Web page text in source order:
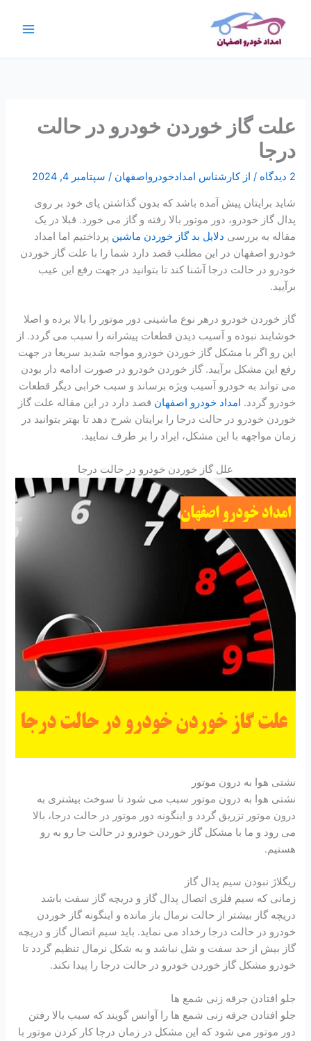
علت گاز خوردن خودرو در حالت
درجا
2 دیدگاه / از کارشناس امدادخودرواصفهان/ سپتامبر 4, 2024
شاید برایتان پیش آمده باشد که بدون گذاشتن پای خود بر روی
پدال گاز خودرو، دور موتور بالا رفته و گاز می خورد. قبلا در یک
مقاله به بررسی دلایل بد گاز خوردن ماشین پرداختیم اما امداد
خودرو اصفهان در این مطلب قصد دارد شما را با علت گاز خوردن
خودرو در حالت درجا آشنا کند تا بتوانید در جهت رفع این عیب
برآیید.
گاز خوردن خودرو درهر نوع ماشینی دور موتور را بالا برده و اصلا
خوشایند نبوده و آسیب دیدن قطعات پیشرانه را سبب می گردد. از
این رو اگر با مشکل گاز خوردن خودرو مواجه شدید سریعا در جهت
رفع این مشکل برآیید. گاز خوردن خودرو در صورت ادامه دار بودن
می تواند به خودرو آسیب ویژه برساند و سبب خرابی دیگر قطعات
خودرو گردد. امداد خودرو اصفهان قصد دارد در این مقاله علت گاز
خوردن خودرو در حالت درجا را برایتان شرح دهد تا بهتر بتوانید در
زمان مواجهه با این مشکل، ایراد را بر طرف نمایید.
علل گاز خوردن خودرو در حالت درجا
نشتی هوا به درون موتور
نشتی هوا به درون موتور سبب می شود تا سوخت بیشتری به
درون موتور تزریق گردد و اینگونه دور موتور در حالت درجا، بالا
می رود و ما با مشکل گاز خوردن خودرو در حالت جا رو به رو
هستیم.
ریگلاژ نبودن سیم پدال گاز
زمانی که سیم فلزی اتصال پدال گاز و دریچه گاز سفت باشد
دریچه گاز بیشتر از حالت نرمال باز مانده و اینگونه گاز خوردن
خودرو در حالت درجا رخداد می نماید. باید سیم اتصال گاز و دریچه
گاز بیش از حد سفت و شل نباشد و به شکل نرمال تنظیم گردد تا
خودرو مشکل گاز خوردن خودرو در حالت درجا را پیدا نکند.
جلو افتادن جرقه زنی شمع ها
جلو افتادن جرقه زنی شمع ها را آوانس گویند که سبب بالا رفتن
دور موتور می شود که این مشکل در زمان درجا کار کردن موتور با